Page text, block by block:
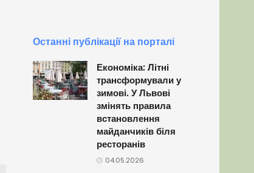
Останні публікації на порталі
Економіка: Літні
трансформували у
зимові. У Львові
змінять правила
встановлення
майданчиків біля
ресторанів
04.05.2026